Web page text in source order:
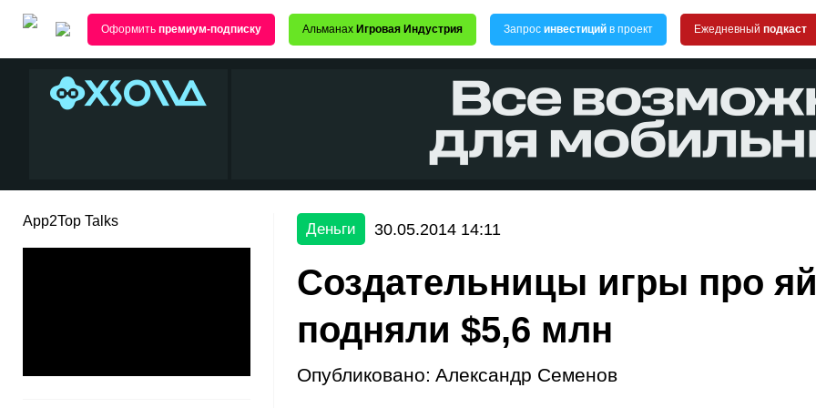
Оформить премиум-подписку Альманах Игровая Индустрия Запрос инвестиций в проект Ежедневный подкаст
App2Top Talks Деньги 30.05.2014 14:11
Создательницы игры про
подняли $5,6 млн
Опубликовано: Александр Семенов